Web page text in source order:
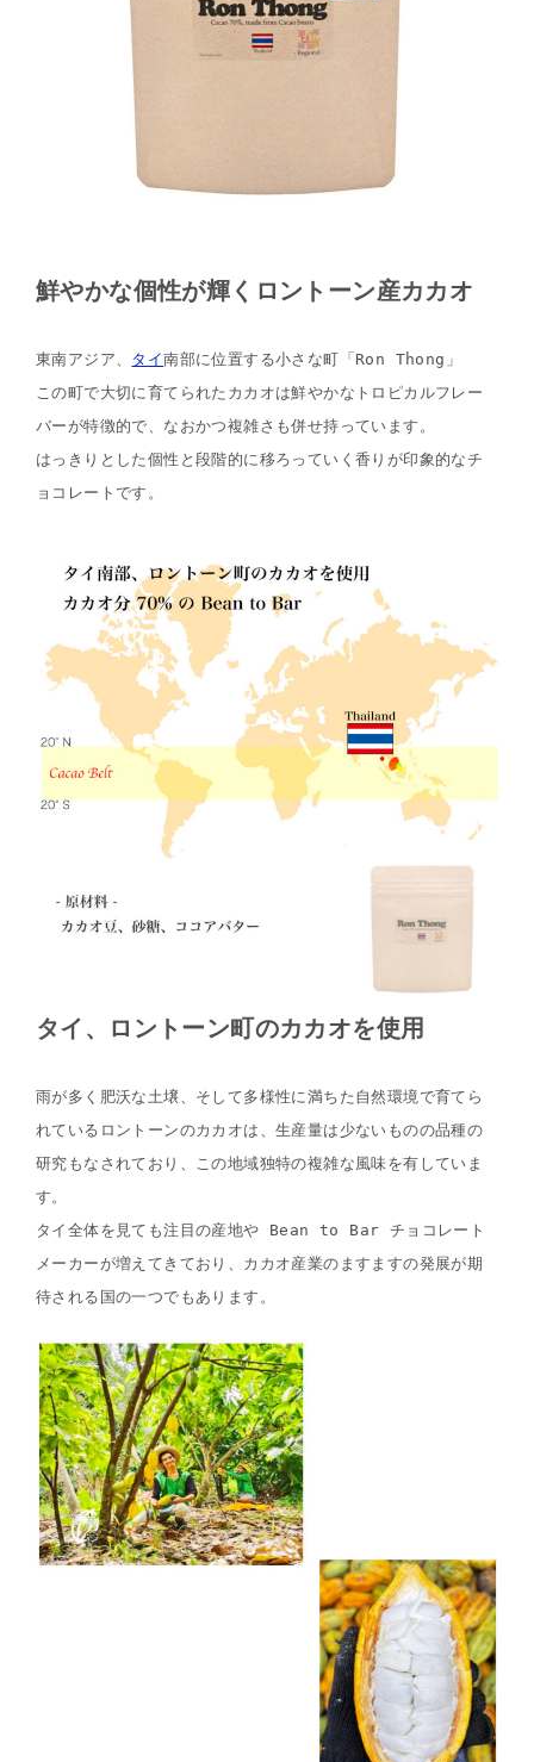
鮮やかな個性が輝くロントーン産カカオ
東南アジア、 タイ南部に位置する小さな町「Ron Thong」
この町で大切に育てられたカカオは鮮やかなトロピカルフレー
バーが特徴的で、なおかつ複雑さも併せ持っています。
はっきりとした個性と段階的に移ろっていく香りが印象的なチ
ョコレートです。
タイ、ロントーン町のカカオを使用
雨が多く肥沃な土壌、そして多様性に満ちた自然環境で育てら
れているロントーンのカカオは、生産量は少ないものの品種の
研究もなされており、この地域独特の複雑な風味を有していま
す。
タイ全体を見ても注目の産地や Bean to Bar チョコレート
メーカーが増えてきており、カカオ産業のますますの発展が期
待される国の一つでもあります。